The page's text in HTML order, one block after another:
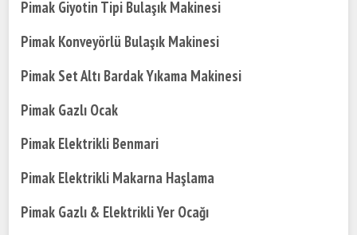
Pimak Giyotin Tipi Bulaşık Makinesi
Pimak Konveyörlü Bulaşık Makinesi
Pimak Set Altı Bardak Yıkama Makinesi
Pimak Gazlı Ocak
Pimak Elektrikli Benmari
Pimak Elektrikli Makarna Haşlama
Pimak Gazlı & Elektrikli Yer Ocağı